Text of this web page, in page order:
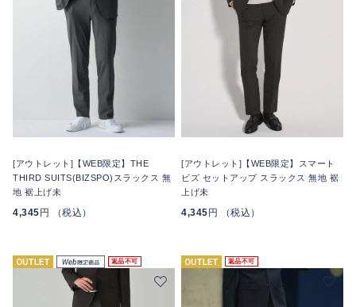
[アウトレット]【WEB限定】THE
THIRD SUITS(BIZSPO)スラックス 無
地 裾上げ未
4,345円 （税込）
[アウトレット]【WEB限定】スマート
ビズ セットアップ スラックス 無地 裾
上げ未
4,345円 （税込）
返品不可 返品不可